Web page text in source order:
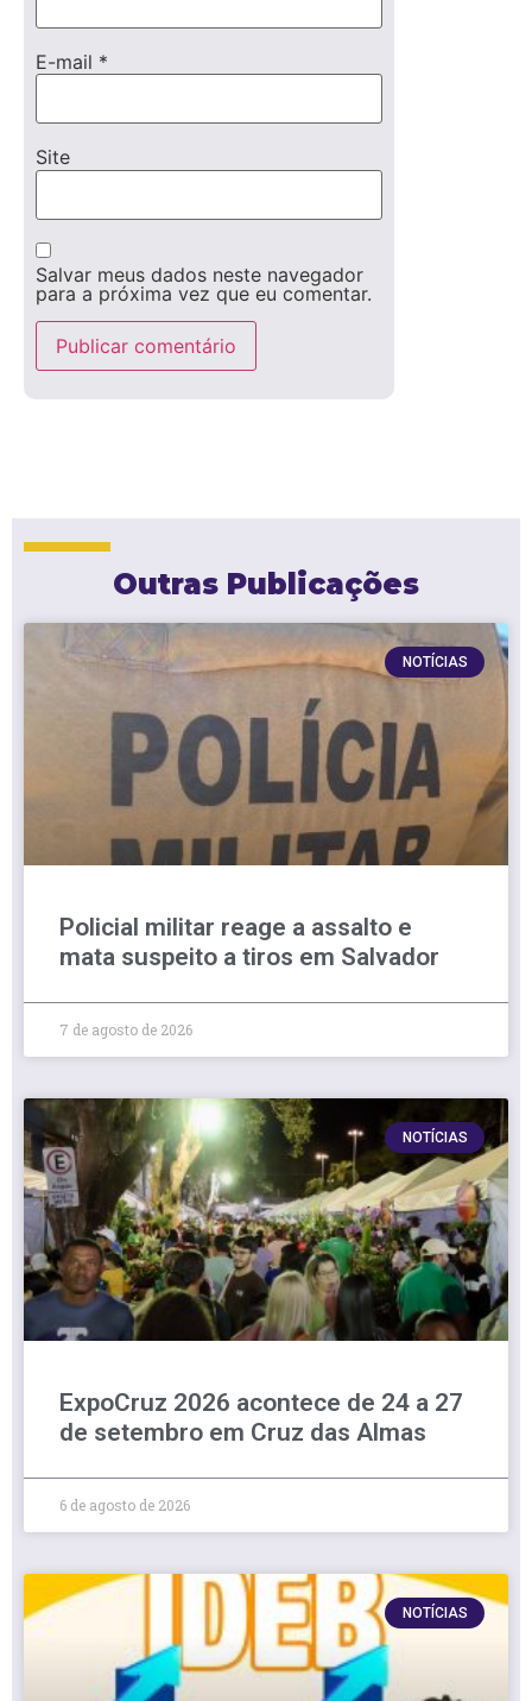
E-mail *
Site
Salvar meus dados neste navegador
para a próxima vez que eu comentar.
Outras Publicações
NOTÍCIAS
Policial militar reage a assalto e
mata suspeito a tiros em Salvador
7 de agosto de 2026
NOTÍCIAS
ExpoCruz 2026 acontece de 24 a 27
de setembro em Cruz das Almas
6 de agosto de 2026
NOTÍCIAS